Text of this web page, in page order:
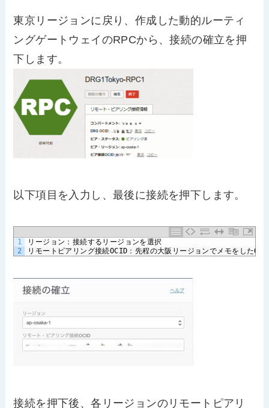
東京リージョンに戻り、作成した動的ルーティ
ングゲートウェイのRPCから、接続の確立を押
下します。
以下項目を入力し、最後に接続を押下します。
1
2
リージョン：接続するリージョンを選択
リモートピアリング接続OCID ：先程の大阪リージョンでメモをした
接続を押下後、各リージョンのリモートピアリ